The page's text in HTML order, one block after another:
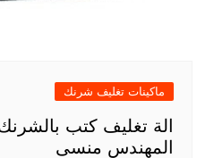
ماكينات تغليف شرنك
المهندس منسى